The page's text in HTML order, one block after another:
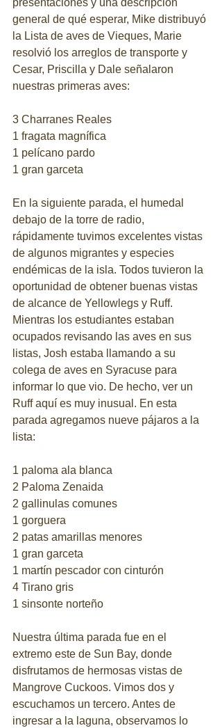
presentaciones y una descripción
general de qué esperar, Mike distribuyó
la Lista de aves de Vieques, Marie
resolvió los arreglos de transporte y
Cesar, Priscilla y Dale señalaron
nuestras primeras aves:
3 Charranes Reales
1 fragata magnífica
1 pelícano pardo
1 gran garceta
En la siguiente parada, el humedal
debajo de la torre de radio,
rápidamente tuvimos excelentes vistas
de algunos migrantes y especies
endémicas de la isla. Todos tuvieron la
oportunidad de obtener buenas vistas
de alcance de Yellowlegs y Ruff.
Mientras los estudiantes estaban
ocupados revisando las aves en sus
listas, Josh estaba llamando a su
colega de aves en Syracuse para
informar lo que vio. De hecho, ver un
Ruff aquí es muy inusual. En esta
parada agregamos nueve pájaros a la
lista:
1 paloma ala blanca
2 Paloma Zenaida
2 gallinulas comunes
1 gorguera
2 patas amarillas menores
1 gran garceta
1 martín pescador con cinturón
4 Tirano gris
1 sinsonte norteño
Nuestra última parada fue en el
extremo este de Sun Bay, donde
disfrutamos de hermosas vistas de
Mangrove Cuckoos. Vimos dos y
escuchamos un tercero. Antes de
ingresar a la laguna, observamos lo